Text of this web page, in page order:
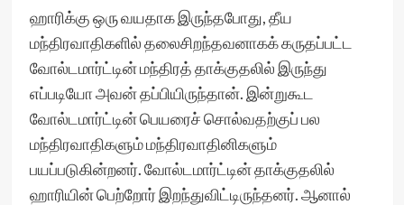
ஹாரிக்கு ஒரு வயதாக இருந்தபோது, தீய
மந்திரவாதிகளில் தலைசிறந்தவனாகக் கருதப்பட்ட
வோல்டமார்ட்டின் மந்திரத் தாக்குதலில் இருந்து
எப்படியோ அவன் தப்பியிருந்தான். இன்றுகூட
வோல்டமார்ட்டின் பெயரைச் சொல்வதற்குப் பல
மந்திரவாதிகளும் மந்திரவாதினிகளும்
பயப்படுகின்றனர். வோல்டமார்ட்டின் தாக்குதலில்
ஹாரியின் பெற்றோர் இறந்துவிட்டிருந்தனர். ஆனால்